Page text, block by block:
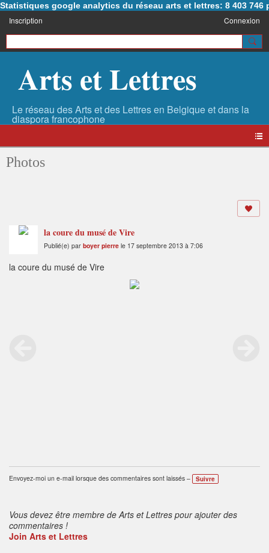
Statistiques google analytics du réseau arts et lettres: 8 403 746
Inscription Connexion
Arts et Lettres
Photos
la coure du musé de Vire
Publié(e) par boyer pierre le 17 septembre 2013 à 7:06
la coure du musé de Vire
Envoyez-moi un e-mail lorsque des commentaires sont laissés – Suivre
Vous devez être membre de Arts et Lettres pour ajouter des
commentaires !
Join Arts et Lettres